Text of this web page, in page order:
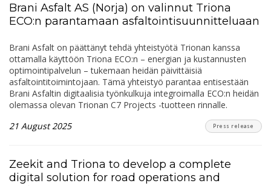
Brani Asfalt AS (Norja) on valinnut Triona
ECO:n parantamaan asfaltointisuunnitteluaan
Brani Asfalt on päättänyt tehdä yhteistyötä Trionan kanssa
ottamalla käyttöön Triona ECO:n – energian ja kustannusten
optimointipalvelun – tukemaan heidän päivittäisiä
asfaltointitoimintojaan. Tämä yhteistyö parantaa entisestään
Brani Asfaltin digitaalisia työnkulkuja integroimalla ECO:n heidän
olemassa olevan Trionan C7 Projects -tuotteen rinnalle.
21 August 2025
Press release
Zeekit and Triona to develop a complete
digital solution for road operations and